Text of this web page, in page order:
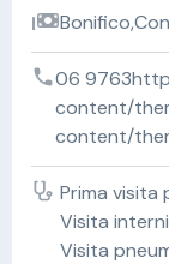
06
content/
content/
Prima visita
Visita
Visita